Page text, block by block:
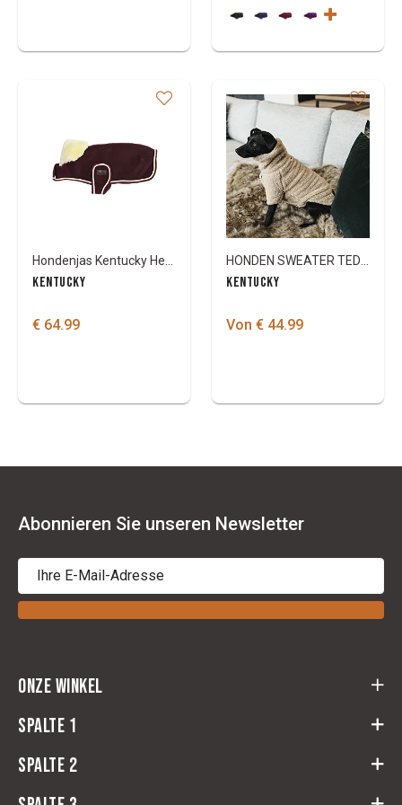
KENTUCKY
€ 64.99
KENTUCKY
Von € 44.99
Abonnieren Sie unseren Newsletter
Onze winkel
Cloots Ruitersport
2830 Willebroek
Route
Spalte 1
returnformular
Spalte 2
Reiter